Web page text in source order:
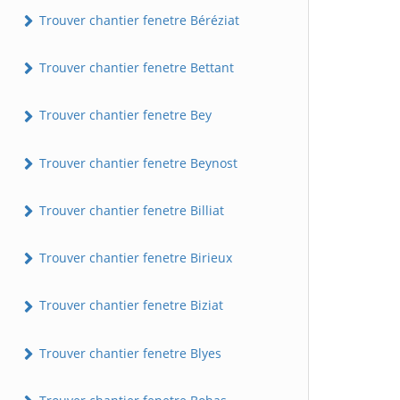
Trouver chantier fenetre Béréziat
Trouver chantier fenetre Bettant
Trouver chantier fenetre Bey
Trouver chantier fenetre Beynost
Trouver chantier fenetre Billiat
Trouver chantier fenetre Birieux
Trouver chantier fenetre Biziat
Trouver chantier fenetre Blyes